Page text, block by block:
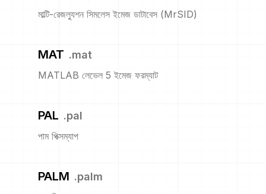
মাল্টি-রেজল্যুশন সিমলেস ইমেজ ডাটাবেস (MrSID)
MAT .mat
MATLAB লেভেল 5 ইমেজ ফরম্যাট
PAL .pal
পাম পিক্সম্যাপ
PALM .palm